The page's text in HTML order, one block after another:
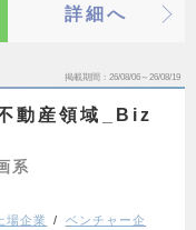
詳細へ
掲載期間 26/08/06～26/08/19
動産領域_Biz
系
上場企業
ベンチャー企